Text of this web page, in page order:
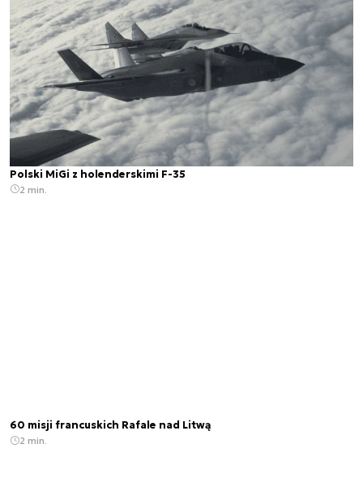
Polski MiGi z holenderskimi F-35
2 min.
60 misji francuskich Rafale nad Litwą
2 min.